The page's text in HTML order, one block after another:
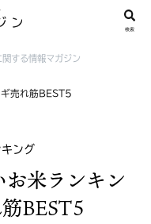
する情報マガジン
売れ筋BEST5
ング
お米ランキン
BEST5